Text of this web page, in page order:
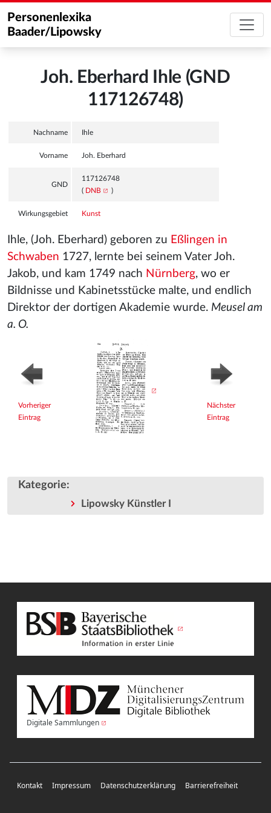
Personenlexika
Baader/Lipowsky
Joh. Eberhard Ihle (GND
117126748)
Nachname Ihle
Vorname Joh. Eberhard
GND
117126748
( DNB )
Wirkungsgebiet Kunst
Ihle, (Joh. Eberhard) geboren zu Eßlingen in
Schwaben 1727, lernte bei seinem Vater Joh.
Jakob, und kam 1749 nach Nürnberg, wo er
Bildnisse und Kabinetsstücke malte, und endlich
Direktor der dortigen Akademie wurde. Meusel am
a. O.
Vorheriger
Eintrag
Nächster
Eintrag
Kategorie:
Lipowsky Künstler I
Digitale Sammlungen
Kontakt Impressum Datenschutzerklärung Barrierefreiheit